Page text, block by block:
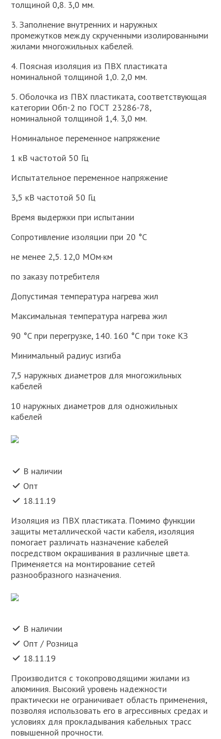
толщиной 0,8. 3,0 мм.
3. Заполнение внутренних и наружных
промежутков между скрученными изолированными
жилами многожильных кабелей.
4. Поясная изоляция из ПВХ пластиката
номинальной толщиной 1,0. 2,0 мм.
5. Оболочка из ПВХ пластиката, соответствующая
категории Обп-2 по ГОСТ 23286-78,
номинальной толщиной 1,4. 3,0 мм.
Номинальное переменное напряжение
1 кВ частотой 50 Гц
Испытательное переменное напряжение
3,5 кВ частотой 50 Гц
Время выдержки при испытании
Сопротивление изоляции при 20 °С
не менее 2,5. 12,0 МОм·км
по заказу потребителя
Допустимая температура нагрева жил
Максимальная температура нагрева жил
90 °C при перегрузке, 140. 160 °C при токе КЗ
Минимальный радиус изгиба
7,5 наружных диаметров для многожильных
кабелей
10 наружных диаметров для одножильных
кабелей
В наличии
Опт
18.11.19
Изоляция из ПВХ пластиката. Помимо функции
защиты металлической части кабеля, изоляция
помогает различать назначение кабелей
посредством окрашивания в различные цвета.
Применяется на монтирование сетей
разнообразного назначения.
В наличии
Опт / Розница
18.11.19
Производится с токопроводящими жилами из
алюминия. Высокий уровень надежности
практически не ограничивает область применения,
позволяя использовать его в агрессивных средах и
условиях для прокладывания кабельных трасс
повышенной прочности.